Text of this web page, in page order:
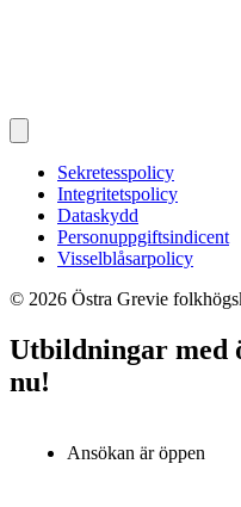
Sekretesspolicy
Integritetspolicy
Dataskydd
Personuppgiftsindicent
Visselblåsarpolicy
© 2026 Östra Grevie
Utbildningar med
nu!
Ansökan är öppen